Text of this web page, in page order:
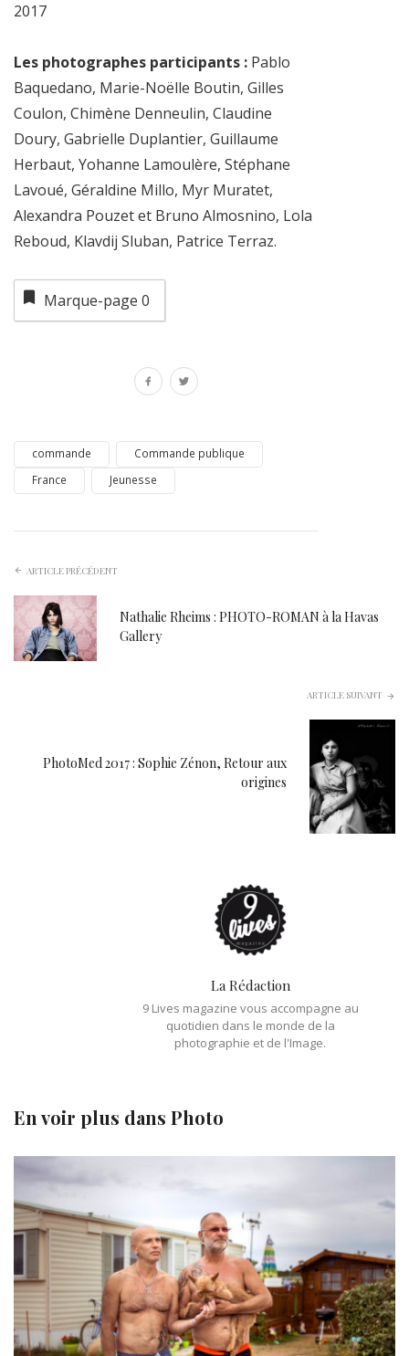
2017
Les photographes participants : Pablo
Baquedano, Marie-Noëlle Boutin, Gilles
Coulon, Chimène Denneulin, Claudine
Doury, Gabrielle Duplantier, Guillaume
Herbaut, Yohanne Lamoulère, Stéphane
Lavoué, Géraldine Millo, Myr Muratet,
Alexandra Pouzet et Bruno Almosnino, Lola
Reboud, Klavdij Sluban, Patrice Terraz.
Marque-page 0
commande
Commande publique
France
Jeunesse
ARTICLE PRÉCÉDENT
Nathalie Rheims : PHOTO-ROMAN à la Havas
Gallery
ARTICLE SUIVANT
PhotoMed 2017 : Sophie Zénon, Retour aux
origines
La Rédaction
9 Lives magazine vous accompagne au
quotidien dans le monde de la
photographie et de l'Image.
En voir plus dans Photo